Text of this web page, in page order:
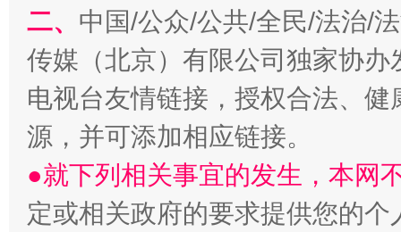
二、 中国/公众/公共/全民/法治/
传媒（北京）有限公司独家协
电视台友情链接，授权合法、
源，并可添加相应链接。
●就下列相关事宜的发生，本网
定或相关政府的要求提供您的个